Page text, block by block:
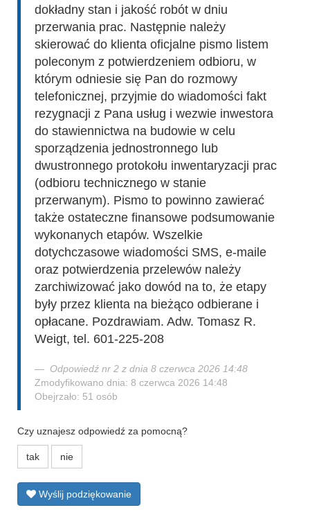
dokładny stan i jakość robót w dniu
przerwania prac. Następnie należy
skierować do klienta oficjalne pismo listem
poleconym z potwierdzeniem odbioru, w
którym odniesie się Pan do rozmowy
telefonicznej, przyjmie do wiadomości fakt
rezygnacji z Pana usług i wezwie inwestora
do stawiennictwa na budowie w celu
sporządzenia jednostronnego lub
dwustronnego protokołu inwentaryzacji prac
(odbioru technicznego w stanie
przerwanym). Pismo to powinno zawierać
także ostateczne finansowe podsumowanie
wykonanych etapów. Wszelkie
dotychczasowe wiadomości SMS, e-maile
oraz potwierdzenia przelewów należy
zarchiwizować jako dowód na to, że etapy
były przez klienta na bieżąco odbierane i
opłacane. Pozdrawiam. Adw. Tomasz R.
Weigt, tel. 601-225-208
Odpowiedź nr 2 z dnia 8 czerwca 2026 14:48
Zmodyfikowano dnia: 8 czerwca 2026 14:48
Obejrzało: 51 osób
Czy uznajesz odpowiedź za pomocną?
tak nie
Wyślij podziękowanie